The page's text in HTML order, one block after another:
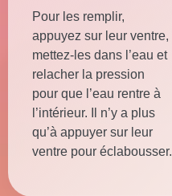
Pour les remplir,
appuyez sur leur ventre,
mettez-les dans l’eau et
relacher la pression
pour que l’eau rentre à
l’intérieur. Il n’y a plus
qu’à appuyer sur leur
ventre pour éclabousser.